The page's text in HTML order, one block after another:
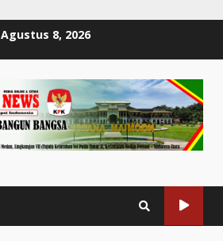
Agustus 8, 2026